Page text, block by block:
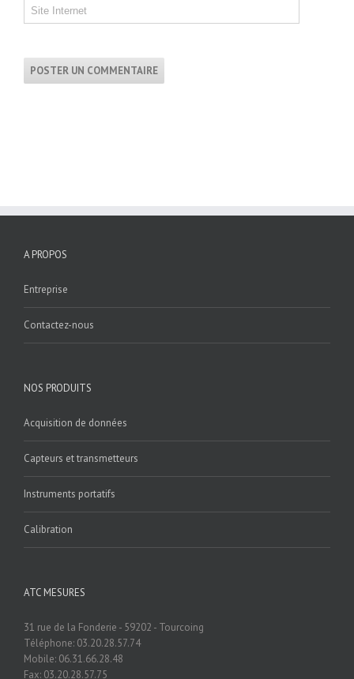
A PROPOS
Entreprise
Contactez-nous
NOS PRODUITS
Acquisition de données
Capteurs et transmetteurs
Instruments portatifs
Calibration
ATC MESURES
31 rue de la Fonderie - 59202 - Tourcoing
Téléphone: 03.20.28.57.74
Mobile: 06.31.66.28.48
Fax: 03.20.28.57.75